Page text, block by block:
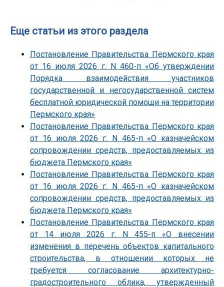
Еще статьи из этого раздела
Постановление Правительства Пермского края
от 16 июля 2026 г. N 460-п «Об утверждении
Порядка взаимодействия участников
государственной и негосударственной систем
бесплатной юридической помощи на территории
Пермского края»
Постановление Правительства Пермского края
от 16 июля 2026 г. N 465-п «О казначейском
сопровождении средств, предоставляемых из
бюджета Пермского края»
Постановление Правительства Пермского края
от 16 июля 2026 г. N 465-п «О казначейском
сопровождении средств, предоставляемых из
бюджета Пермского края»
Постановление Правительства Пермского края
от 14 июля 2026 г. N 455-п «О внесении
изменения в перечень объектов капитального
строительства, в отношении которых не
требуется согласование архитектурно-
градостроительного облика, утвержденный